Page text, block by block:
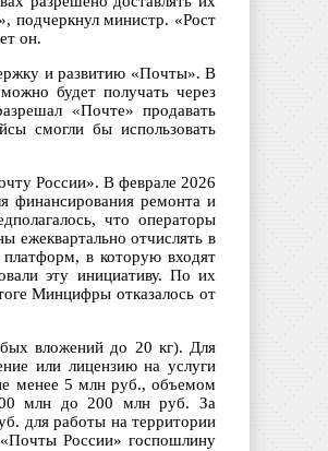
подчеркнул министр. «Рост
он.
и развитию «Почты». В
будет получать через
«Почте» продавать
смогли бы использовать
России». В феврале 2026
финансирования ремонта и
что операторы
ежеквартально отчислять в
в которую входят
эту инициативу. По их
Минцифры отказалось от
вложений до 20 кг). Для
или лицензию на услуги
менее 5 млн руб., объемом
млн до 200 млн руб. За
для работы на территории
России» госпошлину